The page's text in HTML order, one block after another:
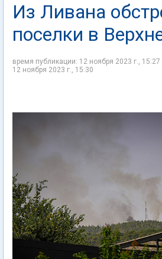
Из Ливана
поселки в
время публикации: 12 ноября 2023 г.,
12 ноября 2023 г., 15:30